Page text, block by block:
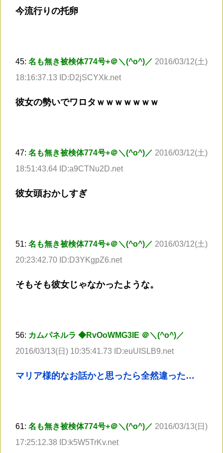
今流行りの托卵
45: 名も無き被検体774号+＠＼(^o^)／ 2016/03/12(土)
18:16:37.13 ID:D2jSCYXk.net
彼女の勢いでワロタｗｗｗｗｗｗｗ
47: 名も無き被検体774号+＠＼(^o^)／ 2016/03/12(土)
18:51:43.64 ID:a9CTNu2D.net
彼女頭おかしすぎ
51: 名も無き被検体774号+＠＼(^o^)／ 2016/03/12(土)
20:23:42.70 ID:D3YKgpZ6.net
そもそも彼女じゃなかったような。
56: カムパネルラ ◆RvOoWMG3IE ＠＼(^o^)／
2016/03/13(日) 10:35:41.73 ID:euUISLB9.net
マリア様的なお話かと思ったら全然違った…
61: 名も無き被検体774号+＠＼(^o^)／ 2016/03/13(日)
17:25:12.38 ID:k5W5TrKv.net